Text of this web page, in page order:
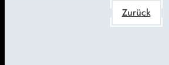
Zurück